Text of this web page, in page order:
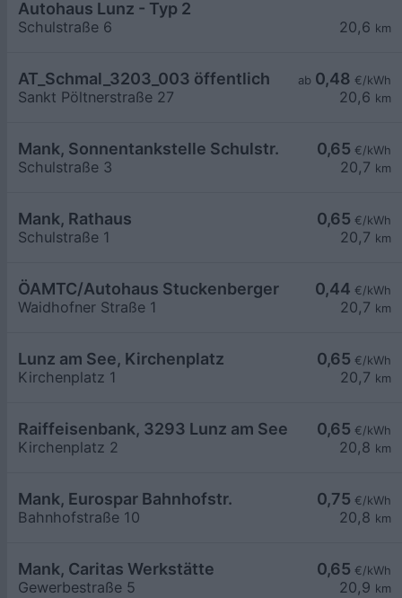
20,6 km
Autohaus Lunz - Typ 2
Schulstraße 6
ab 0,48 €/kWh
20,6 km
AT_Schmal_3203_003 öffentlich
Sankt Pöltnerstraße 27
0,65 €/kWh
20,7 km
Mank, Sonnentankstelle Schulstr.
Schulstraße 3
0,65 €/kWh
20,7 km
Mank, Rathaus
Schulstraße 1
0,44 €/kWh
20,7 km
ÖAMTC/Autohaus Stuckenberger
Waidhofner Straße 1
0,65 €/kWh
20,7 km
Lunz am See, Kirchenplatz
Kirchenplatz 1
0,65 €/kWh
20,8 km
Raiffeisenbank, 3293 Lunz am See
Kirchenplatz 2
0,75 €/kWh
20,8 km
Mank, Eurospar Bahnhofstr.
Bahnhofstraße 10
0,65 €/kWh
20,9 km
Mank, Caritas Werkstätte
Gewerbestraße 5